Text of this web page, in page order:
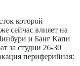
которой
сейчас влияет на
и Банг Капи
за студии 26-30
периферийная: